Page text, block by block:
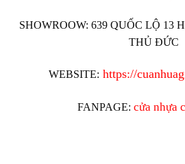
SHOWROOW: 639 QUỐC LỘ 13
THỦ ĐỨC
WEBSITE: https://
FANPAGE: cửa nhựa